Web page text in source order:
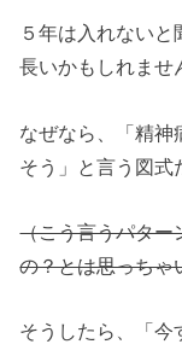
５年は入れない
長いかもしれませ
なぜなら、「精
そう」と言う図式
（こう言うパター
の？とは思っちゃ
そうしたら、「今